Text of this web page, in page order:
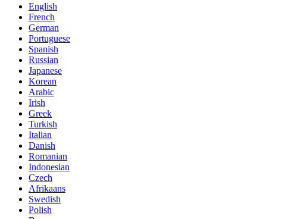
English
French
German
Portuguese
Spanish
Russian
Japanese
Korean
Arabic
Irish
Greek
Turkish
Italian
Danish
Romanian
Indonesian
Czech
Afrikaans
Swedish
Polish